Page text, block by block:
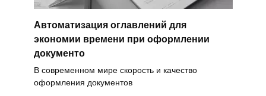
Автоматизация оглавлений для
экономии времени при оформлении
документо
В современном мире скорость и качество
оформления документов